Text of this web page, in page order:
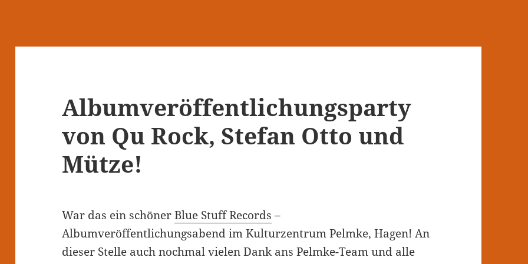
Albumveröffentlichungsparty
von Qu Rock, Stefan Otto und
Mütze!
War das ein schönerBlue Stuff Records –
Albumveröffentlichungsabend im Kulturzentrum Pelmke, Hagen! An
dieser Stelle auch nochmal vielen Dank ans Pelmke-Team und alle